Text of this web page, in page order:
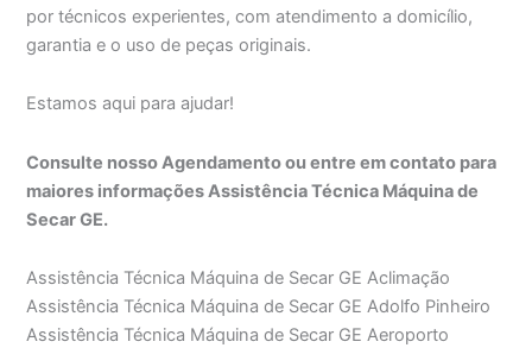
por técnicos experientes, com atendimento a domicílio,
garantia e o uso de peças originais.
Estamos aqui para ajudar!
Consulte nosso Agendamento ou entre em contato para
maiores informações Assistência Técnica Máquina de
Secar GE.
Assistência Técnica Máquina de Secar GE Aclimação
Assistência Técnica Máquina de Secar GE Adolfo Pinheiro
Assistência Técnica Máquina de Secar GE Aeroporto